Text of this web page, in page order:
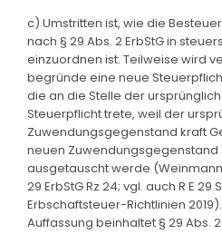
c) Umstritten ist, wie die
nach § 29 Abs. 2 ErbStG in
einzuordnen ist. Teilweise wird
begründe eine neue
die an die Stelle der
Steuerpflicht trete, weil der
Zuwendungsgegenstand kraft
neuen Zuwendungsgegenstand
ausgetauscht werde
29 ErbStG Rz 24; vgl. auch R E 29
Erbschaftsteuer-Richtlinien
Auffassung beinhaltet § 29 Abs.